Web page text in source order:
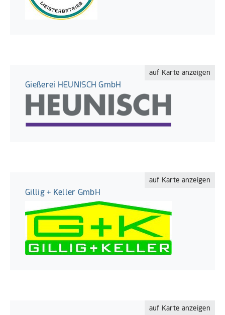
auf Karte anzeigen
Gießerei HEUNISCH GmbH
auf Karte anzeigen
Gillig + Keller GmbH
auf Karte anzeigen